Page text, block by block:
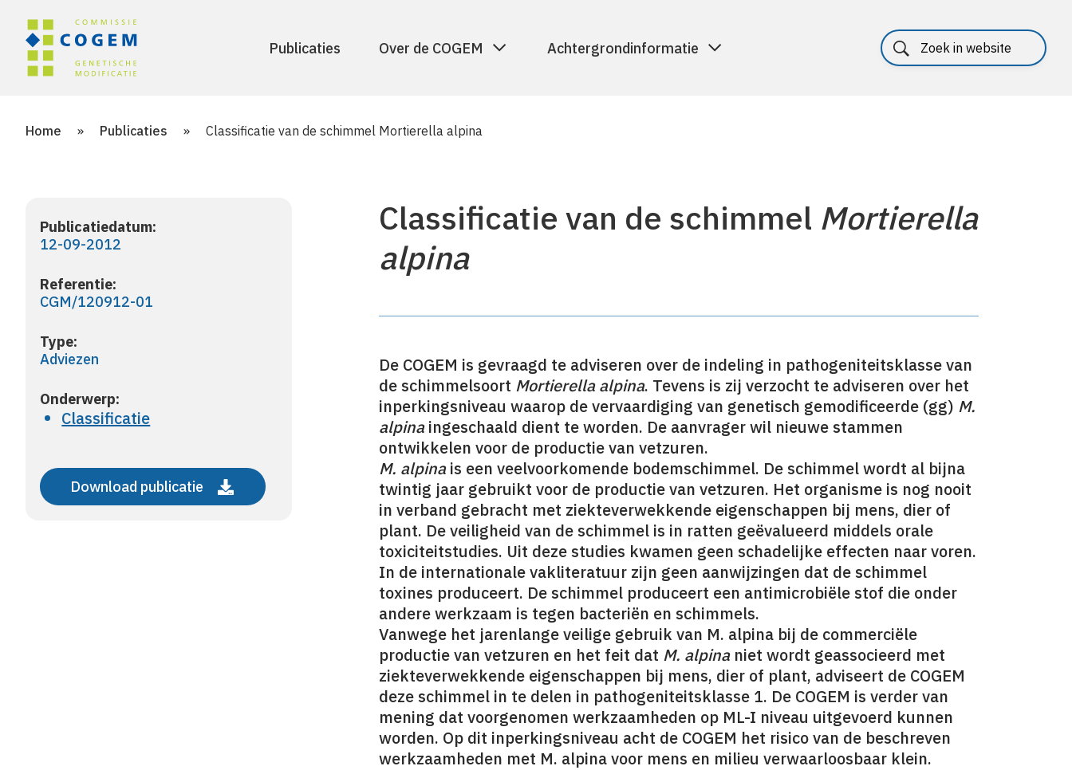
Publicaties Over de COGEM Achtergrondinformatie
Home » Publicaties » Classificatie van de schimmel Mortierella alpina
Publicatiedatum:
12-09-2012
Referentie:
CGM/120912-01
Type:
Adviezen
Onderwerp:
Classificatie
Download publicatie
Classificatie van de schimmel Mortierella
alpina
De COGEM is gevraagd te adviseren over de indeling in pathogeniteitsklasse van
de schimmelsoort Mortierella alpina. Tevens is zij verzocht te adviseren over het
inperkingsniveau waarop de vervaardiging van genetisch gemodificeerde (gg) M.
alpinaingeschaald dient te worden. De aanvrager wil nieuwe stammen
ontwikkelen voor de productie van vetzuren.
M. alpinais een veelvoorkomende bodemschimmel. De schimmel wordt al bijna
twintig jaar gebruikt voor de productie van vetzuren. Het organisme is nog nooit
in verband gebracht met ziekteverwekkende eigenschappen bij mens, dier of
plant. De veiligheid van de schimmel is in ratten geëvalueerd middels orale
toxiciteitstudies. Uit deze studies kwamen geen schadelijke effecten naar voren.
In de internationale vakliteratuur zijn geen aanwijzingen dat de schimmel
toxines produceert. De schimmel produceert een antimicrobiële stof die onder
andere werkzaam is tegen bacteriën en schimmels.
Vanwege het jarenlange veilige gebruik van M. alpina bij de commerciële
productie van vetzuren en het feit dat M. alpinaniet wordt geassocieerd met
ziekteverwekkende eigenschappen bij mens, dier of plant, adviseert de COGEM
deze schimmel in te delen in pathogeniteitsklasse 1. De COGEM is verder van
mening dat voorgenomen werkzaamheden op ML-I niveau uitgevoerd kunnen
worden. Op dit inperkingsniveau acht de COGEM het risico van de beschreven
werkzaamheden met M. alpina voor mens en milieu verwaarloosbaar klein.